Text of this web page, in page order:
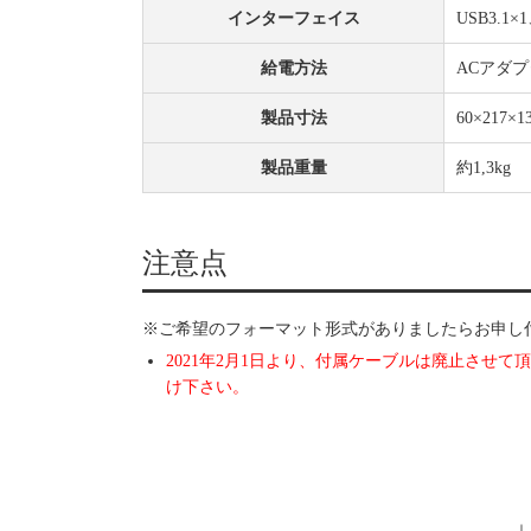
インターフェイス
給電方法 ACアダ
製品寸法
製品重量 約1,3kg
注意点
※ご希望のフォーマット形式がありましたらお申
2021年2月1日より、付属ケーブルは廃止させて
け下さい。